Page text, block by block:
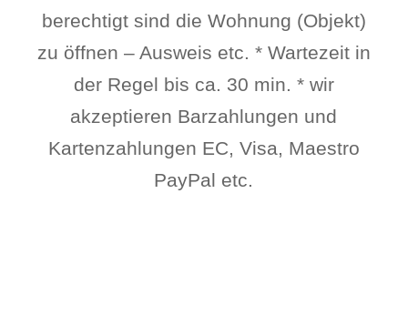
berechtigt sind die Wohnung (Objekt)
zu öffnen – Ausweis etc. * Wartezeit in
der Regel bis ca. 30 min. * wir
akzeptieren Barzahlungen und
Kartenzahlungen EC, Visa, Maestro
PayPal etc.